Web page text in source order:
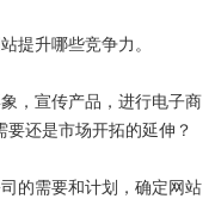
提升哪些竞争力。
，宣传产品，进行电子商
还是市场开拓的延伸？
的需要和计划，确定网站